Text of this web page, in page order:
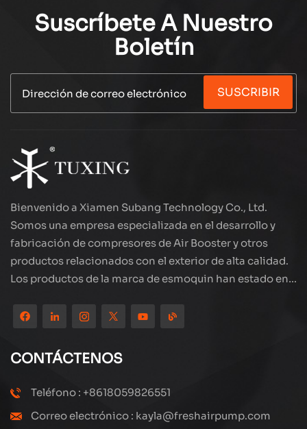
Suscríbete A Nuestro
Boletín
SUSCRIBIR
Bienvenido a Xiamen Subang Technology Co., Ltd.
Somos una empresa especializada en el desarrollo y
fabricación de compresores de Air Booster y otros
productos relacionados con el exterior de alta calidad.
Los productos de la marca de esmoquin han estado en
ubicada en el hermoso paisaje de la ciudad costera:
Xiamen, nuestros productos se exportan a más de 80
países y regiones, con una excelente calidad ha ganado
una amplia reputación internacional. Subang
Technology tiene un equipo de ventas profesional y un
estamos explorando y estudiando cómo actualizar
CONTÁCTENOS
Teléfono : +8618059826551
Correo electrónico : kayla@freshairpump.com